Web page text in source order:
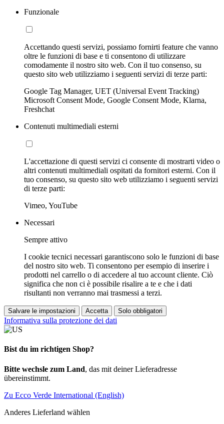
Funzionale
Accettando questi servizi, possiamo fornirti feature che vanno
oltre le funzioni di base e ti consentono di utilizzare
comodamente il nostro sito web. Con il tuo consenso, su
questo sito web utilizziamo i seguenti servizi di terze parti:
Google Tag Manager, UET (Universal Event Tracking)
Microsoft Consent Mode, Google Consent Mode, Klarna,
Freshchat
Contenuti multimediali esterni
L'accettazione di questi servizi ci consente di mostrarti video o
altri contenuti multimediali ospitati da fornitori esterni. Con il
tuo consenso, su questo sito web utilizziamo i seguenti servizi
di terze parti:
Vimeo, YouTube
Necessari
Sempre attivo
I cookie tecnici necessari garantiscono solo le funzioni di base
del nostro sito web. Ti consentono per esempio di inserire i
prodotti nel carrello o di accedere al tuo account cliente. Ciò
significa che non ci è possibile risalire a te e che i dati
risultanti non verranno mai trasmessi a terzi.
Salvare le impostazioni Accetta Solo obbligatori
Informativa sulla protezione dei dati
Bist du im richtigen Shop?
Bitte wechsle zum Land, das mit deiner Lieferadresse
übereinstimmt.
Zu Ecco Verde International (English)
Anderes Lieferland wählen